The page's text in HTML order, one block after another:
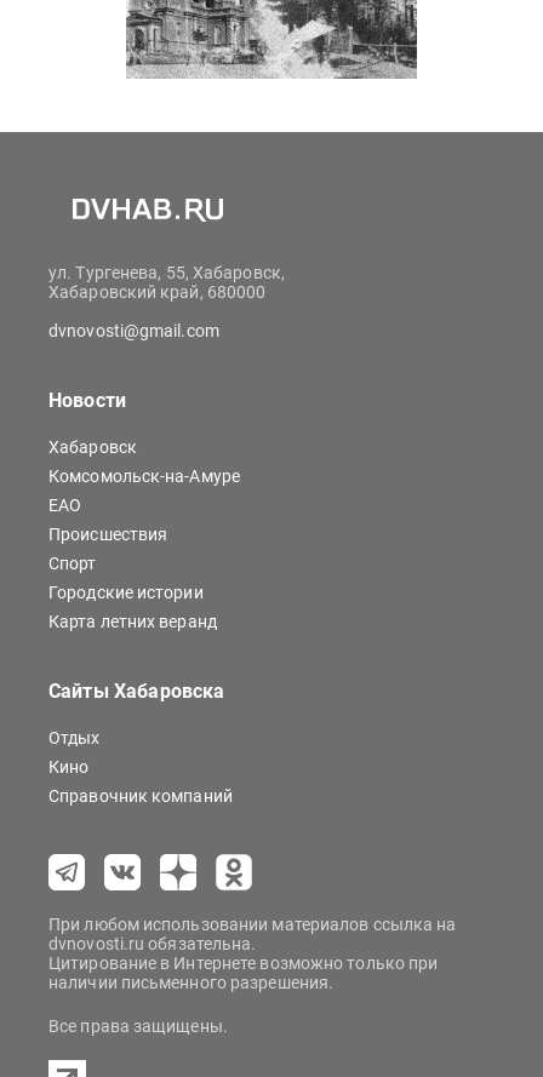
ул. Тургенева, 55, Хабаровск,
Хабаровский край, 680000
dvnovosti@gmail.com
Новости
Хабаровск
Комсомольск-на-Амуре
ЕАО
Происшествия
Спорт
Городские истории
Карта летних веранд
Сайты Хабаровска
Отдых
Кино
Справочник компаний
При любом использовании материалов ссылка на
dvnovosti.ru обязательна.
Цитирование в Интернете возможно только при
наличии письменного разрешения.
Все права защищены.